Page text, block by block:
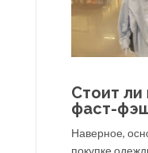
Стоит ли
фаст-
Наверное,